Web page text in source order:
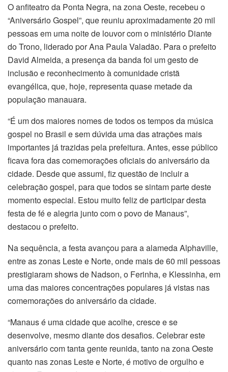
O anfiteatro da Ponta Negra, na zona Oeste, recebeu o
“Aniversário Gospel”, que reuniu aproximadamente 20 mil
pessoas em uma noite de louvor com o ministério Diante
do Trono, liderado por Ana Paula Valadão. Para o prefeito
David Almeida, a presença da banda foi um gesto de
inclusão e reconhecimento à comunidade cristã
evangélica, que, hoje, representa quase metade da
população manauara.
“É um dos maiores nomes de todos os tempos da música
gospel no Brasil e sem dúvida uma das atrações mais
importantes já trazidas pela prefeitura. Antes, esse público
ficava fora das comemorações oficiais do aniversário da
cidade. Desde que assumi, fiz questão de incluir a
celebração gospel, para que todos se sintam parte deste
momento especial. Estou muito feliz de participar desta
festa de fé e alegria junto com o povo de Manaus”,
destacou o prefeito.
Na sequência, a festa avançou para a alameda Alphaville,
entre as zonas Leste e Norte, onde mais de 60 mil pessoas
prestigiaram shows de Nadson, o Ferinha, e Klessinha, em
uma das maiores concentrações populares já vistas nas
comemorações do aniversário da cidade.
“Manaus é uma cidade que acolhe, cresce e se
desenvolve, mesmo diante dos desafios. Celebrar este
aniversário com tanta gente reunida, tanto na zona Oeste
quanto nas zonas Leste e Norte, é motivo de orgulho e